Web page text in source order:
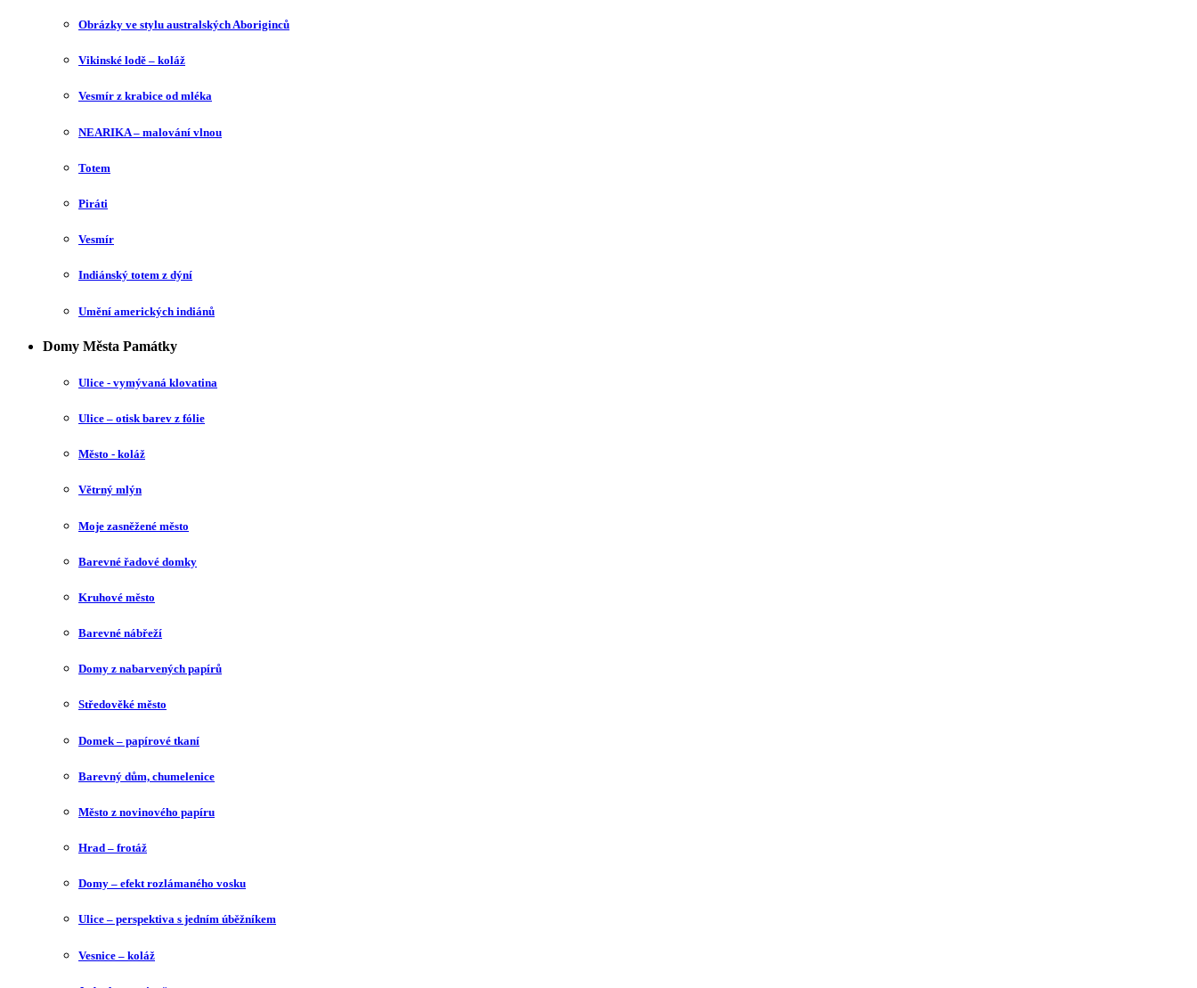
Obrázky ve stylu australských Aboriginců
Vikinské lodě – koláž
Vesmír z krabice od mléka
NEARIKA – malování vlnou
Totem
Piráti
Vesmír
Indiánský totem z dýní
Umění amerických indiánů
Domy Města Památky
Ulice - vymývaná klovatina
Ulice – otisk barev z fólie
Město - koláž
Větrný mlýn
Moje zasněžené město
Barevné řadové domky
Kruhové město
Barevné nábřeží
Domy z nabarvených papírů
Středověké město
Domek – papírové tkaní
Barevný dům, chumelenice
Město z novinového papíru
Hrad – frotáž
Domy – efekt rozlámaného vosku
Ulice – perspektiva s jedním úběžníkem
Vesnice – koláž